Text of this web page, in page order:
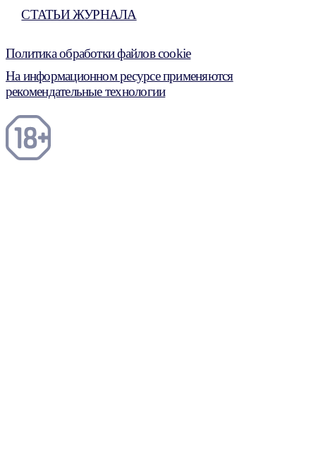
СТАТЬИ ЖУРНАЛА
Политика обработки файлов cookie
На информационном ресурсе применяются
рекомендательные технологии